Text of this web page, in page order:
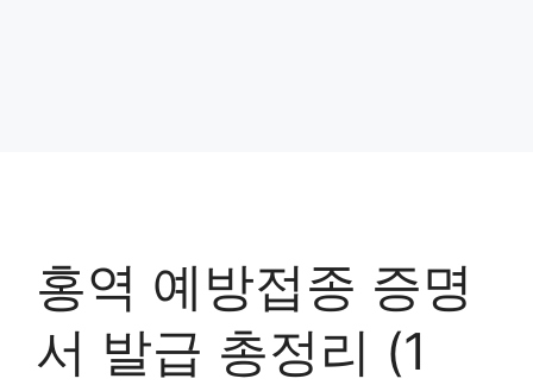
홍역 예방접종 증명
서 발급 총정리 (1